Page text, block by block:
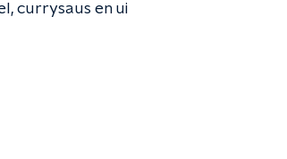
currysaus en ui